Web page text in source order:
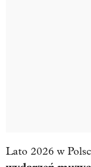
Lato 2026 w